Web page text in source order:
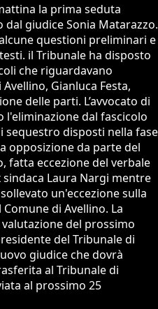
la prima seduta
giudice Sonia Matarazzo.
questioni preliminari e
il Tribunale ha disposto
che riguardavano
Gianluca Festa,
delle parti. L’avvocato di
l'eliminazione dal fascicolo
disposti nella fase
opposizione da parte del
fatta eccezione del verbale
Laura Nargi mentre
un'eccezione sulla
di Avellino. La
del prossimo
del Tribunale di
giudice che dovrà
al Tribunale di
al prossimo 25